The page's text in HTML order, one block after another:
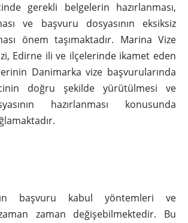
gerekli belgelerin hazırlanması,
ve başvuru dosyasının eksiksiz
önem taşımaktadır. Marina Vize
Edirne ili ve ilçelerinde ikamet eden
Danimarka vize başvurularında
doğru şekilde yürütülmesi ve
hazırlanması konusunda
başvuru kabul yöntemleri ve
zaman değişebilmektedir. Bu